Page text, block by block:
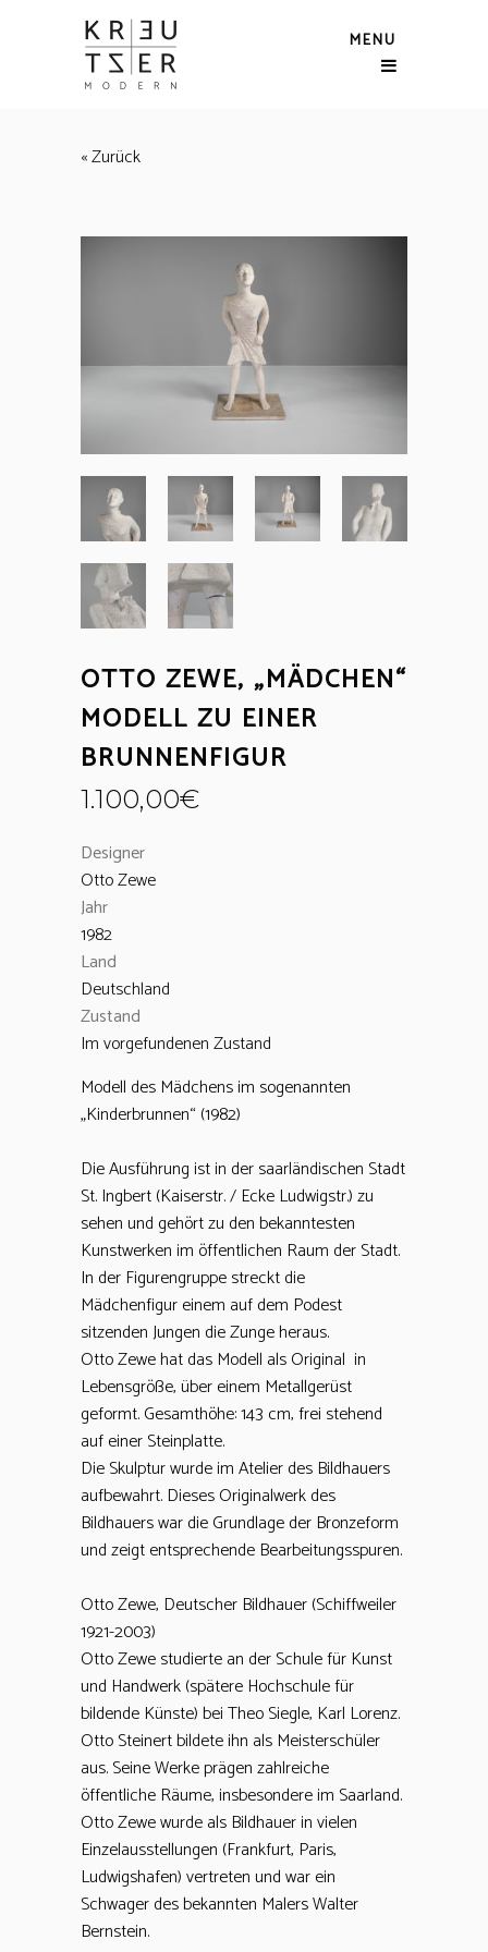
MENU
« Zurück
OTTO ZEWE, „MÄDCHEN“
MODELL ZU EINER
BRUNNENFIGUR
1.100,00€
Designer
Otto Zewe
Jahr
1982
Land
Deutschland
Zustand
Im vorgefundenen Zustand
Modell des Mädchens im sogenannten
„Kinderbrunnen“ (1982)
Die Ausführung ist in der saarländischen Stadt
St. Ingbert (Kaiserstr. / Ecke Ludwigstr.) zu
sehen und gehört zu den bekanntesten
Kunstwerken im öffentlichen Raum der Stadt.
In der Figurengruppe streckt die
Mädchenfigur einem auf dem Podest
sitzenden Jungen die Zunge heraus.
Otto Zewe hat das Modell als Original in
Lebensgröße, über einem Metallgerüst
geformt. Gesamthöhe: 143 cm, frei stehend
auf einer Steinplatte.
Die Skulptur wurde im Atelier des Bildhauers
aufbewahrt. Dieses Originalwerk des
Bildhauers war die Grundlage der Bronzeform
und zeigt entsprechende Bearbeitungsspuren.
Otto Zewe, Deutscher Bildhauer (Schiffweiler
1921-2003)
Otto Zewe studierte an der Schule für Kunst
und Handwerk (spätere Hochschule für
bildende Künste) bei Theo Siegle, Karl Lorenz.
Otto Steinert bildete ihn als Meisterschüler
aus. Seine Werke prägen zahlreiche
öffentliche Räume, insbesondere im Saarland.
Otto Zewe wurde als Bildhauer in vielen
Einzelausstellungen (Frankfurt, Paris,
Ludwigshafen) vertreten und war ein
Schwager des bekannten Malers Walter
Bernstein.